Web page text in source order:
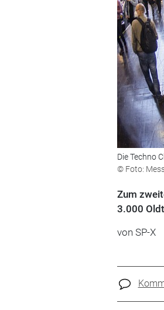
Die Techno
© Foto:
Zum
3.000
von SP-X